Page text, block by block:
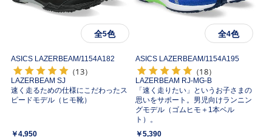
全5色
ASICS LAZERBEAM/1154A182
（13）
LAZERBEAM SJ
速く走るための仕様にこだわったス
ピードモデル（ヒモ靴）
￥4,950
全4色
ASICS LAZERBEAM/1154A195
（18）
LAZERBEAM RJ-MG-B
「速く走りたい」というお子さまの
思いをサポート。男児向けランニン
グモデル（ゴムヒモ＋1本ベル
ト）。
￥5,390